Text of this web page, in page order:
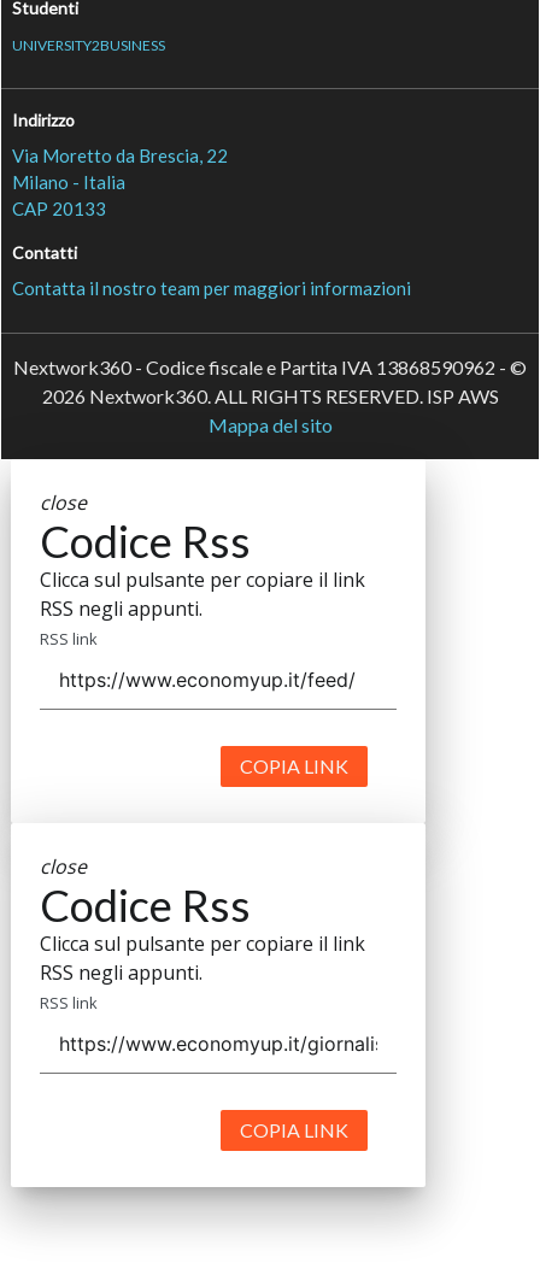
Studenti
UNIVERSITY2BUSINESS
Indirizzo
Via Moretto da Brescia, 22
Milano - Italia
CAP 20133
Contatti
Contatta il nostro team per maggiori informazioni
Nextwork360 - Codice fiscale e Partita IVA 13868590962 - ©
2026 Nextwork360. ALL RIGHTS RESERVED. ISP AWS
Mappa del sito
close
Codice Rss
Clicca sul pulsante per copiare il link
RSS negli appunti.
RSS link
COPIA LINK
close
Codice Rss
Clicca sul pulsante per copiare il link
RSS negli appunti.
RSS link
COPIA LINK